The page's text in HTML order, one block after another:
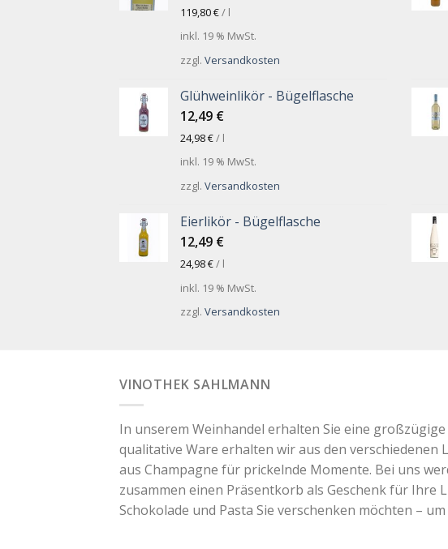
119,80€/ l
inkl. 19 % MwSt.
zzgl. Versandkosten
Glühweinlikör - Bügelflasche
12,49 €
24,98€/ l
inkl. 19 % MwSt.
zzgl. Versandkosten
Eierlikör - Bügelflasche
12,49 €
24,98€/ l
inkl. 19 % MwSt.
zzgl. Versandkosten
VINOTHEK SAHLMANN
In unserem Weinhandel erhalten Sie eine
qualitative Ware erhalten wir aus den verschiedenen
aus Champagne für prickelnde Momente. Bei uns
zusammen einen Präsentkorb als Geschenk für Ihre
Schokolade und Pasta Sie verschenken möchten –